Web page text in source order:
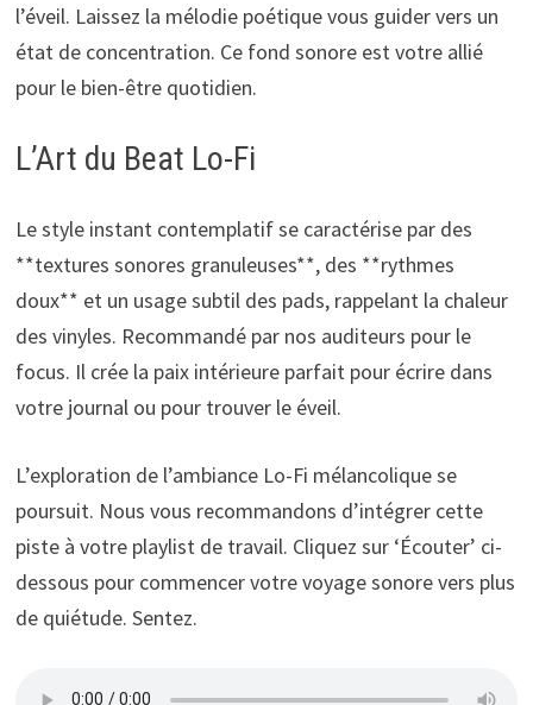
l’éveil. Laissez la mélodie poétique vous guider vers un
état de concentration. Ce fond sonore est votre allié
pour le bien-être quotidien.
L’Art du Beat Lo-Fi
Le style instant contemplatif se caractérise par des
**textures sonores granuleuses**, des **rythmes
doux** et un usage subtil des pads, rappelant la chaleur
des vinyles. Recommandé par nos auditeurs pour le
focus. Il crée la paix intérieure parfait pour écrire dans
votre journal ou pour trouver le éveil.
L’exploration de l’ambiance Lo-Fi mélancolique se
poursuit. Nous vous recommandons d’intégrer cette
piste à votre playlist de travail. Cliquez sur ‘Écouter’ ci-
dessous pour commencer votre voyage sonore vers plus
de quiétude. Sentez.